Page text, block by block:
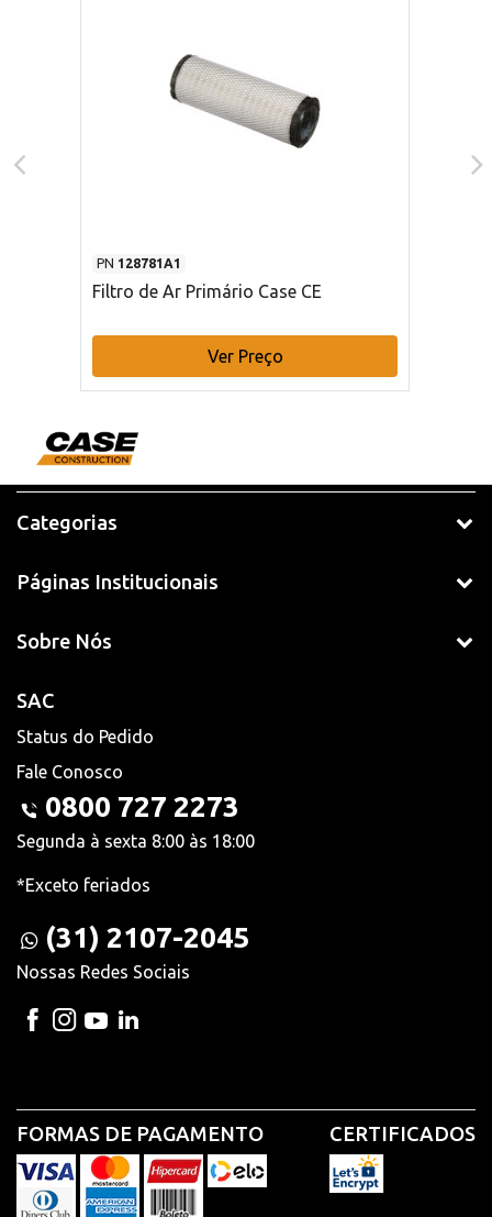
PN 128781A1
Filtro de Ar Primário Case CE
Ver Preço
Categorias
Páginas Institucionais
Sobre Nós
SAC
Status do Pedido
Fale Conosco
0800 727 2273
Segunda à sexta 8:00 às 18:00
*Exceto feriados
(31) 2107-2045
Nossas Redes Sociais
FORMAS DE PAGAMENTO CERTIFICADOS